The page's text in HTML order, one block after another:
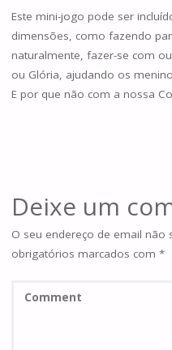
Este mini-jogo pode ser
dimensões, como fazendo
naturalmente, fazer-se com
ou Glória, ajudando os
E por que não com a nossa
Deixe um
O seu endereço de email não
obrigatórios marcados com *